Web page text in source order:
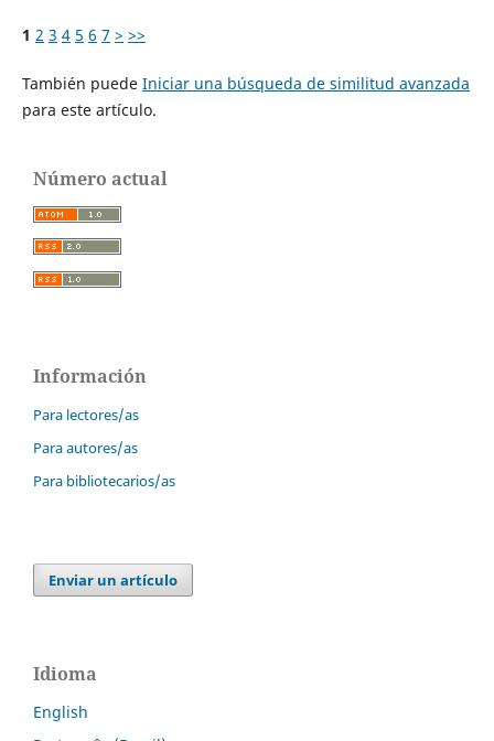
1 2 3 4 5 6 7 > >>
También puede Iniciar una búsqueda de similitud avanzada
para este artículo.
Número actual
Información
Para lectores/as
Para autores/as
Para bibliotecarios/as
Enviar un artículo
Idioma
English